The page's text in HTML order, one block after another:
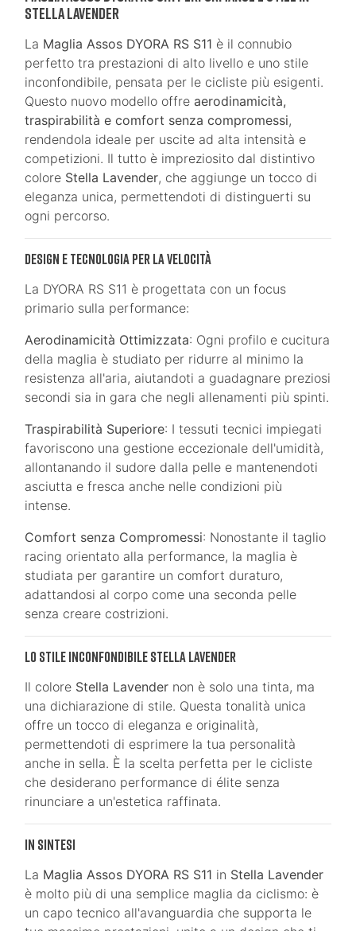
Stella Lavender
La Maglia Assos DYORA RS S11 è il connubio
perfetto tra prestazioni di alto livello e uno stile
inconfondibile, pensata per le cicliste più esigenti.
Questo nuovo modello offre aerodinamicità,
traspirabilità e comfort senza compromessi,
rendendola ideale per uscite ad alta intensità e
competizioni. Il tutto è impreziosito dal distintivo
colore Stella Lavender, che aggiunge un tocco di
eleganza unica, permettendoti di distinguerti su
ogni percorso.
Design e Tecnologia per la Velocità
La DYORA RS S11 è progettata con un focus
primario sulla performance:
Aerodinamicità Ottimizzata: Ogni profilo e cucitura
della maglia è studiato per ridurre al minimo la
resistenza all'aria, aiutandoti a guadagnare preziosi
secondi sia in gara che negli allenamenti più spinti.
Traspirabilità Superiore: I tessuti tecnici impiegati
favoriscono una gestione eccezionale dell'umidità,
allontanando il sudore dalla pelle e mantenendoti
asciutta e fresca anche nelle condizioni più
intense.
Comfort senza Compromessi: Nonostante il taglio
racing orientato alla performance, la maglia è
studiata per garantire un comfort duraturo,
adattandosi al corpo come una seconda pelle
senza creare costrizioni.
Lo Stile Inconfondibile Stella Lavender
Il colore Stella Lavender non è solo una tinta, ma
una dichiarazione di stile. Questa tonalità unica
offre un tocco di eleganza e originalità,
permettendoti di esprimere la tua personalità
anche in sella. È la scelta perfetta per le cicliste
che desiderano performance di élite senza
rinunciare a un'estetica raffinata.
In Sintesi
La Maglia Assos DYORA RS S11 in Stella Lavender
è molto più di una semplice maglia da ciclismo: è
un capo tecnico all'avanguardia che supporta le